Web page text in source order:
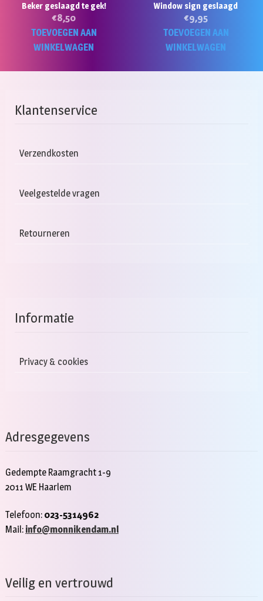
Beker geslaagd te gek!
€8,50
TOEVOEGEN AAN
WINKELWAGEN
Window sign geslaagd
€9,95
TOEVOEGEN AAN
WINKELWAGEN
Klantenservice
Verzendkosten
Veelgestelde vragen
Retourneren
Informatie
Privacy & cookies
Adresgegevens
Gedempte Raamgracht 1-9
2011 WE Haarlem
Telefoon: 023-5314962
Mail: info@monnikendam.nl
Veilig en vertrouwd